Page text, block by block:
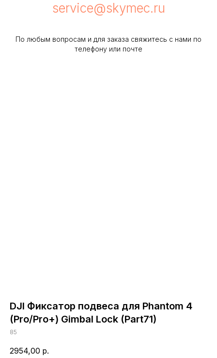
service@skymec.ru
По любым вопросам и для заказа свяжитесь с нами по
телефону или почте
DJI Фиксатор подвеса для Phantom 4
(Pro/Pro+) Gimbal Lock (Part71)
85
2954,00 р.